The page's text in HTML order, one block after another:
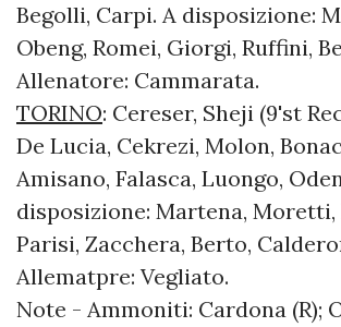
Begolli, Carpi. A disposizione:
Obeng, Romei, Giorgi, Ruffini,
Allenatore: Cammarata.
TORINO: Cereser, Sheji (9'st
De Lucia, Cekrezi, Molon,
Amisano, Falasca, Luongo,
disposizione: Martena, Moretti,
Parisi, Zacchera, Berto,
Allematpre: Vegliato.
Note - Ammoniti: Cardona (R);